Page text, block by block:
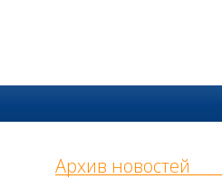
Архив новостей